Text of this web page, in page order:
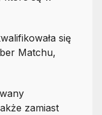
się
Matchu,
zamiast